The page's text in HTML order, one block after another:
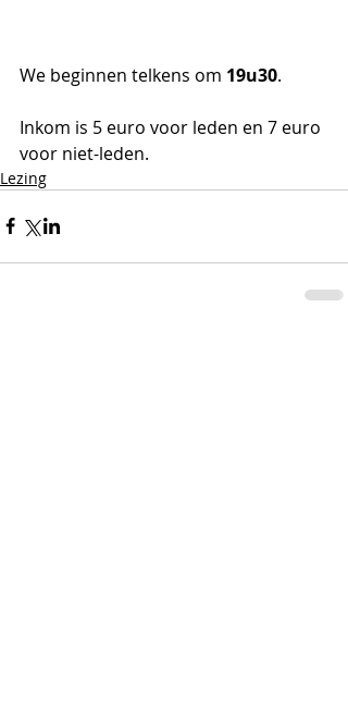
We beginnen telkens om 19u30.
Inkom is 5 euro voor leden en 7 euro
voor niet-leden.
Lezing